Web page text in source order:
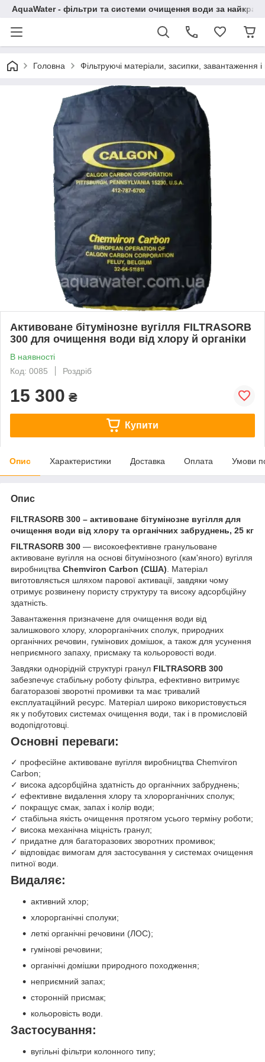
AquaWater - фільтри та системи очищення води за
Головна Фільтруючі матеріали, засипки,
Активоване бітумінозне вугілля FILTRASORB
300 для очищення води від хлору й органіки
В наявності
Код: 0085
Роздріб
15 300 ₴
Купити
Опис Характеристики Доставка Оплата Умови
Опис
FILTRASORB 300 – активоване бітумінозне вугілля для
очищення води від хлору та органічних забруднень, 25 кг
FILTRASORB 300 — високоефективне гранульоване
активоване вугілля на основі бітумінозного (кам'яного) вугілля
виробництва Chemviron Carbon (США) . Матеріал
виготовляється шляхом парової активації, завдяки чому
отримує розвинену пористу структуру та високу адсорбційну
здатність.
Завантаження призначене для очищення води від
залишкового хлору, хлорорганічних сполук, природних
органічних речовин, гумінових домішок, а також для усунення
неприємного запаху, присмаку та кольоровості води.
Завдяки однорідній структурі гранул FILTRASORB 300
забезпечує стабільну роботу фільтра, ефективно витримує
багаторазові зворотні промивки та має тривалий
експлуатаційний ресурс. Матеріал широко використовується
як у побутових системах очищення води, так і в промисловій
водопідготовці.
Основні переваги:
✓ професійне активоване вугілля виробництва Chemviron
Carbon;
✓ висока адсорбційна здатність до органічних забруднень;
✓ ефективне видалення хлору та хлорорганічних сполук;
✓ покращує смак, запах і колір води;
✓ стабільна якість очищення протягом усього терміну роботи;
✓ висока механічна міцність гранул;
✓ придатне для багаторазових зворотних промивок;
✓ відповідає вимогам для застосування у системах очищення
питної води.
Видаляє:
активний хлор;
хлорорганічні сполуки;
леткі органічні речовини (ЛОС);
гумінові речовини;
органічні домішки природного походження;
неприємний запах;
сторонній присмак;
кольоровість води.
Застосування:
вугільні фільтри колонного типу;